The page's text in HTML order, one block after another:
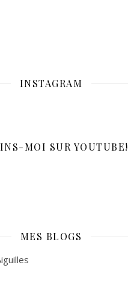
INSTAGRAM
MOI SUR YOUTUBE!
MES BLOGS